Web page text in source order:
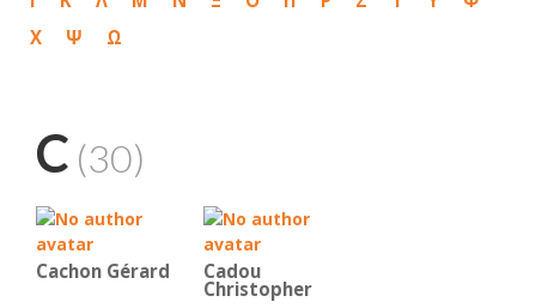
Χ
Ψ Ω
C (30)
Cachon Gérard Cadou
Christopher